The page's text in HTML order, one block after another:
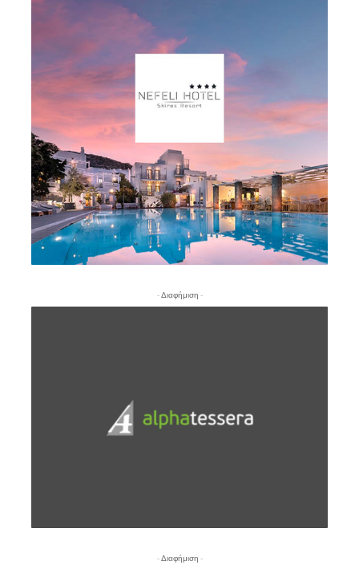
- Διαφήμιση -
- Διαφήμιση -